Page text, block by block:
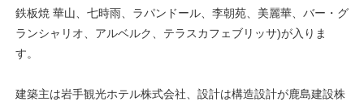
鉄板焼 華山、七時雨、ラパンドール、李朝苑、美麗華、バー・グ
ランシャリオ、アルベルク、テラスカフェブリッサ)が入りま
す。
建築主は岩手観光ホテル株式会社、設計は構造設計が鹿島建設株